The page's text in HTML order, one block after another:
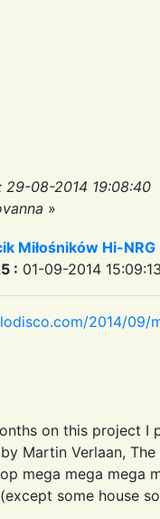
29-08-2014 19:08:40
»
Miłośników Hi-NRG
: 01-09-2014
2014/
on this project I
Martin Verlaan,
mega mega mega
some house